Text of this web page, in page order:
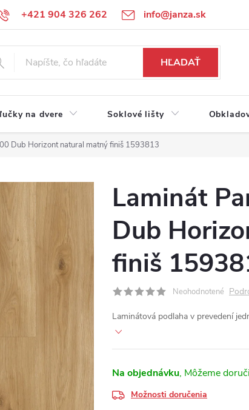
+421 904 326 262 info@janza.sk
podmienky Reklamačné podmienky Podmienky ochrany
HĽADAŤ
na dvere Soklové lišty
Dub Horizont natural matný finiš 1593813
Laminát
Dub
finiš
Neohodnotené
Laminátová podlaha v prevedení
Na objednávku
Možnosti doručenia